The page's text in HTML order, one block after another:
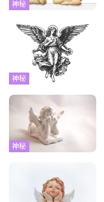
神秘
神秘
神秘